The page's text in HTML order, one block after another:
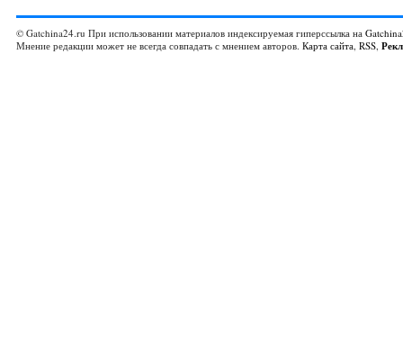
© Gatchina24.ru При использовании материалов индексируемая гиперссылка на
Мнение редакции может не всегда совпадать с мнением авторов. Карта сайта, RSS,